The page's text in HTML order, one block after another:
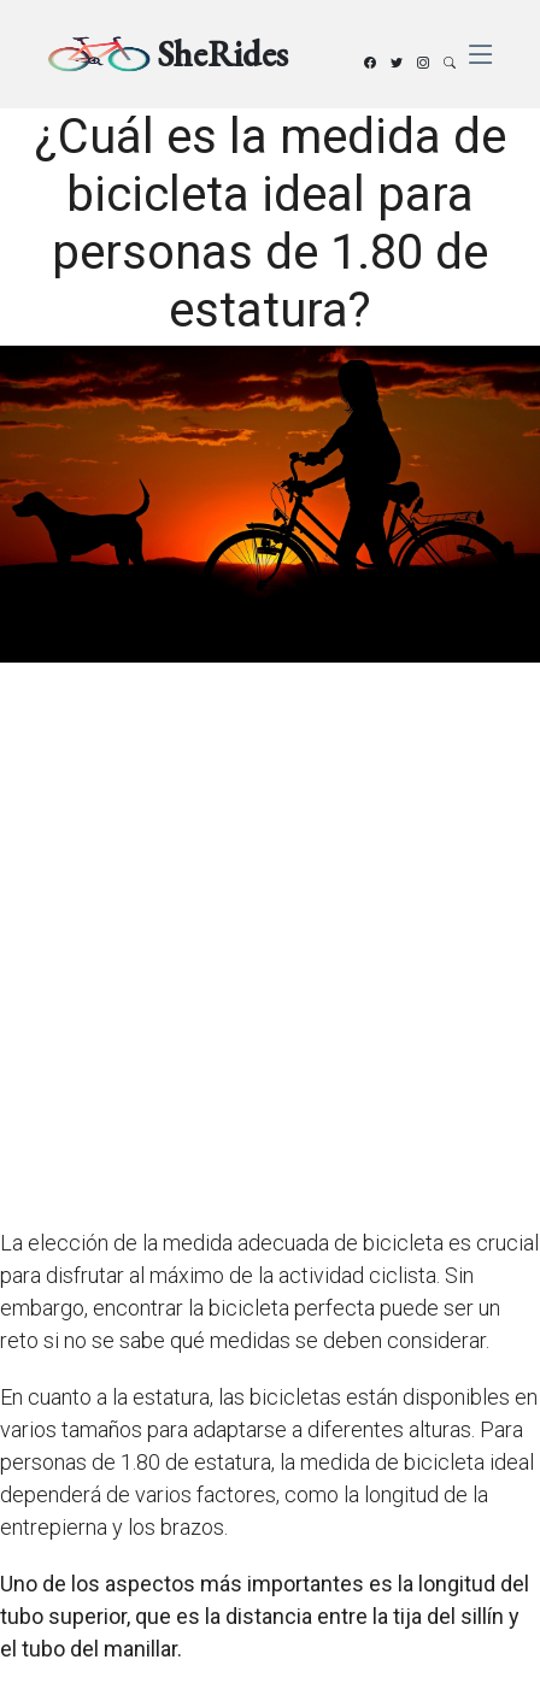
SheRides
¿Cuál es la medida de
bicicleta ideal para
personas de 1.80 de
estatura?
La elección de la medida adecuada de bicicleta es crucial
para disfrutar al máximo de la actividad ciclista. Sin
embargo, encontrar la bicicleta perfecta puede ser un
reto si no se sabe qué medidas se deben considerar.
En cuanto a la estatura, las bicicletas están disponibles en
varios tamaños para adaptarse a diferentes alturas. Para
personas de 1.80 de estatura, la medida de bicicleta ideal
dependerá de varios factores, como la longitud de la
entrepierna y los brazos.
Uno de los aspectos más importantes es la longitud del
tubo superior, que es la distancia entre la tija del sillín y
el tubo del manillar.